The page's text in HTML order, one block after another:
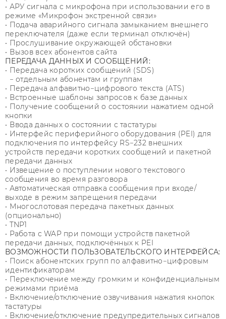
• АРУ сигнала с микрофона при использовании его в
режиме «Микрофон экстренной связи»
• Подача аварийного сигнала замыканием внешнего
переключателя (даже если терминал отключён)
• Прослушивание окружающей обстановки
• Вызов всех абонентов сайта
ПЕРЕДАЧА ДАННЫХ И СООБЩЕНИЙ:
• Передача коротких сообщений (SDS)
− отдельным абонентам и группам
• Передача алфавитно−цифрового текста (ATS)
• Встроенные шаблоны запросов к базе данных
• Получение сообщений о состоянии нажатием одной
кнопки
• Ввода данных о состоянии с тастатуры
• Интерфейс периферийного оборудования (PEI) для
подключения по интерфейсу RS−232 внешних
устройств передачи коротких сообщений и пакетной
передачи данных
• Извещение о поступлении нового текстового
сообщения во время разговора
• Автоматическая отправка сообщения при входе/
выходе в режим запрещения передачи
• Многослотовая передача пакетных данных
(опционально)
• TNP1
• Работа с WAP при помощи устройств пакетной
передачи данных, подключённых к PEI
ВОЗМОЖНОСТИ ПОЛЬЗОВАТЕЛЬСКОГО ИНТЕРФЕЙСА:
• Поиск абонентских групп по алфавитно−цифровым
идентификаторам
• Переключение между громким и конфиденциальным
режимами приёма
• Включение/отключение озвучивания нажатия кнопок
тастатуры
• Включение/отключение предупредительных сигналов